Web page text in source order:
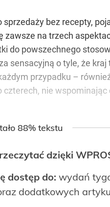
bez recepty,
na trzech
do powszechnego
sensacyjną o tyle, że
przypadku –
nie
88% tekstu
dzięki
dostęp do: wydań
dodatkowych